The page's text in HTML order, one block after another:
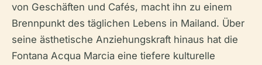
von Geschäften und Cafés, macht ihn zu einem
Brennpunkt des täglichen Lebens in Mailand. Über
seine ästhetische Anziehungskraft hinaus hat die
Fontana Acqua Marcia eine tiefere kulturelle